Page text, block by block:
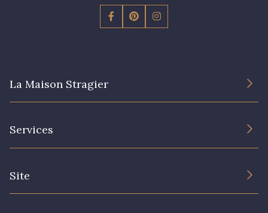
La Maison Stragier
Services
Site